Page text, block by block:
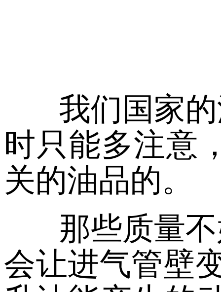
我们国家
时只能多注意
关的油品的。
那些质量
会让进气管壁